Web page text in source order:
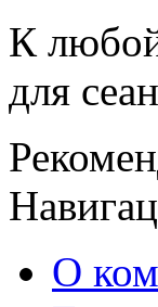
К
для
О